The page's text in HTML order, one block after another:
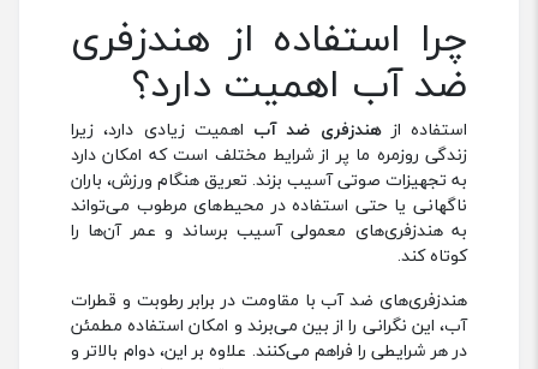
چرا استفاده از هندزفری
ضد آب اهمیت دارد؟
استفاده ازهندزفری ضد آب اهمیت زیادی دارد، زیرا
زندگی روزمره ما پر از شرایط مختلف است که امکان دارد
به تجهیزات صوتی آسیب بزند. تعریق هنگام ورزش، باران
ناگهانی یا حتی استفاده در محیط‌های مرطوب می‌تواند
به هندزفری‌های معمولی آسیب برساند و عمر آن‌ها را
کوتاه کند.
هندزفری‌های ضد آب با مقاومت در برابر رطوبت و قطرات
آب، این نگرانی را از بین می‌برند و امکان استفاده مطمئن
در هر شرایطی را فراهم می‌کنند. علاوه بر این، دوام بالاتر و